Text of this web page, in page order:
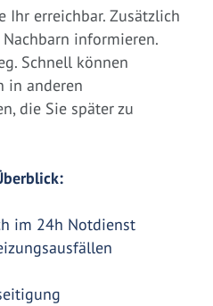
Ihr erreichbar. Zusätzlich
informieren.
Schnell können
in anderen
die Sie später zu
im 24h Notdienst